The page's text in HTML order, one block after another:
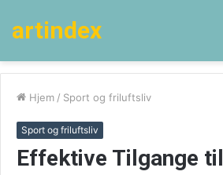
artindex
Hjem / Sport og friluftsliv
Sport og friluftsliv
Effektive Tilgange til